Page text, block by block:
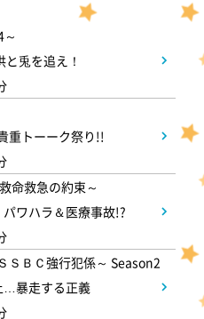
兎を追え！
重トーーク祭り!!
命救急の約束～
ワハラ＆医療事故!?
ＳＢＣ強行犯係～ Season2
…暴走する正義
です旅サラダ 坂本昌
遺産特集!
傑作選 100年前に
スリップ!?昭和大正の暮
る衝撃家族